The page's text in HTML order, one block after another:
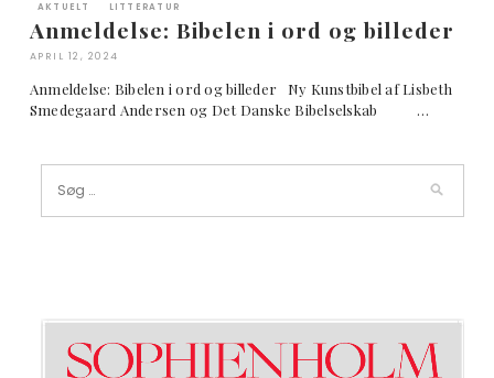
AKTUELT LITTERATUR
Anmeldelse: Bibelen i ord og billeder
APRIL 12, 2024
Anmeldelse: Bibelen i ord og billeder Ny Kunstbibel af Lisbeth
Smedegaard Andersen og Det Danske Bibelselskab …